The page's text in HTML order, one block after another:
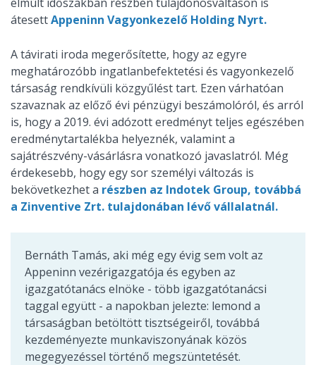
átesettAppeninn Vagyonkezelő Holding Nyrt.
A távirati iroda megerősítette, hogy az egyre
meghatározóbb ingatlanbefektetési és vagyonkezelő
társaság rendkívüli közgyűlést tart. Ezen várhatóan
szavaznak az előző évi pénzügyi beszámolóról, és arról
is, hogy a 2019. évi adózott eredményt teljes egészében
eredménytartalékba helyeznék, valamint a
sajátrészvény-vásárlásra vonatkozó javaslatról. Még
érdekesebb, hogy egy sor személyi változás is
bekövetkezhet a részben az Indotek Group, továbbá
a Zinventive Zrt. tulajdonában lévő vállalatnál.
Bernáth Tamás, aki még egy évig sem volt az
Appeninn vezérigazgatója és egyben az
igazgatótanács elnöke - több igazgatótanácsi
taggal együtt - a napokban jelezte: lemond a
társaságban betöltött tisztségeiről, továbbá
kezdeményezte munkaviszonyának közös
megegyezéssel történő megszüntetését.